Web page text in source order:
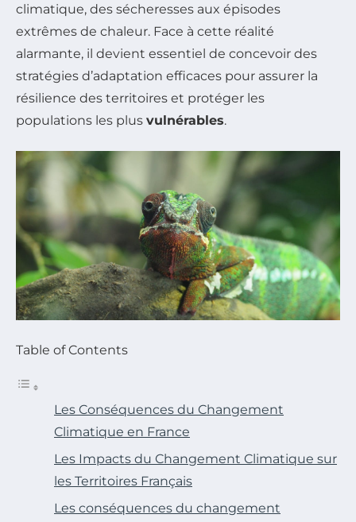
climatique, des sécheresses aux épisodes
extrêmes de chaleur. Face à cette réalité
alarmante, il devient essentiel de concevoir des
stratégies d’adaptation efficaces pour assurer la
résilience des territoires et protéger les
populations les plus vulnérables.
Table of Contents
Les Conséquences du Changement
Climatique en France
Les Impacts du Changement Climatique sur
les Territoires Français
Les conséquences du changement